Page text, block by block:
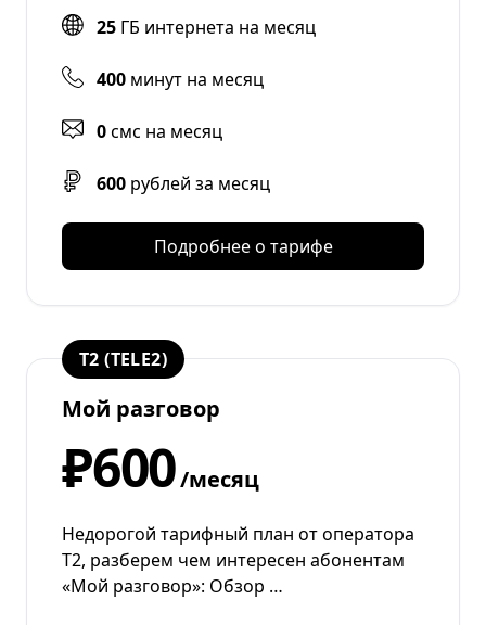
25 ГБ интернета на месяц
400 минут на месяц
0смс на месяц
600 рублей за месяц
Подробнее о тарифе
T2 (TELE2)
Мой разговор
₽600/месяц
Недорогой тарифный план от оператора
T2, разберем чем интересен абонентам
«Мой разговор»: Обзор …